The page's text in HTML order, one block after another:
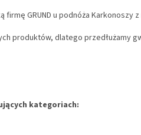
GRUND u podnóża Karkonoszy
produktów, dlatego przedłużamy
kategoriach: